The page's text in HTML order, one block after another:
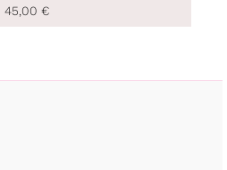
45,00 €